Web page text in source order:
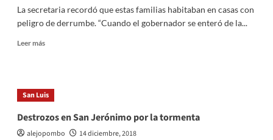
e
incertidumbre
La secretaria recordó que estas familias habitaban en casas con
peligro de derrumbe. “Cuando el gobernador se enteró de la...
Leer másLeer
familias
de
disfrutarán
de
San Luis
Destrozos en San Jerónimo por la tormenta
alejopombo
14 diciembre, 2018